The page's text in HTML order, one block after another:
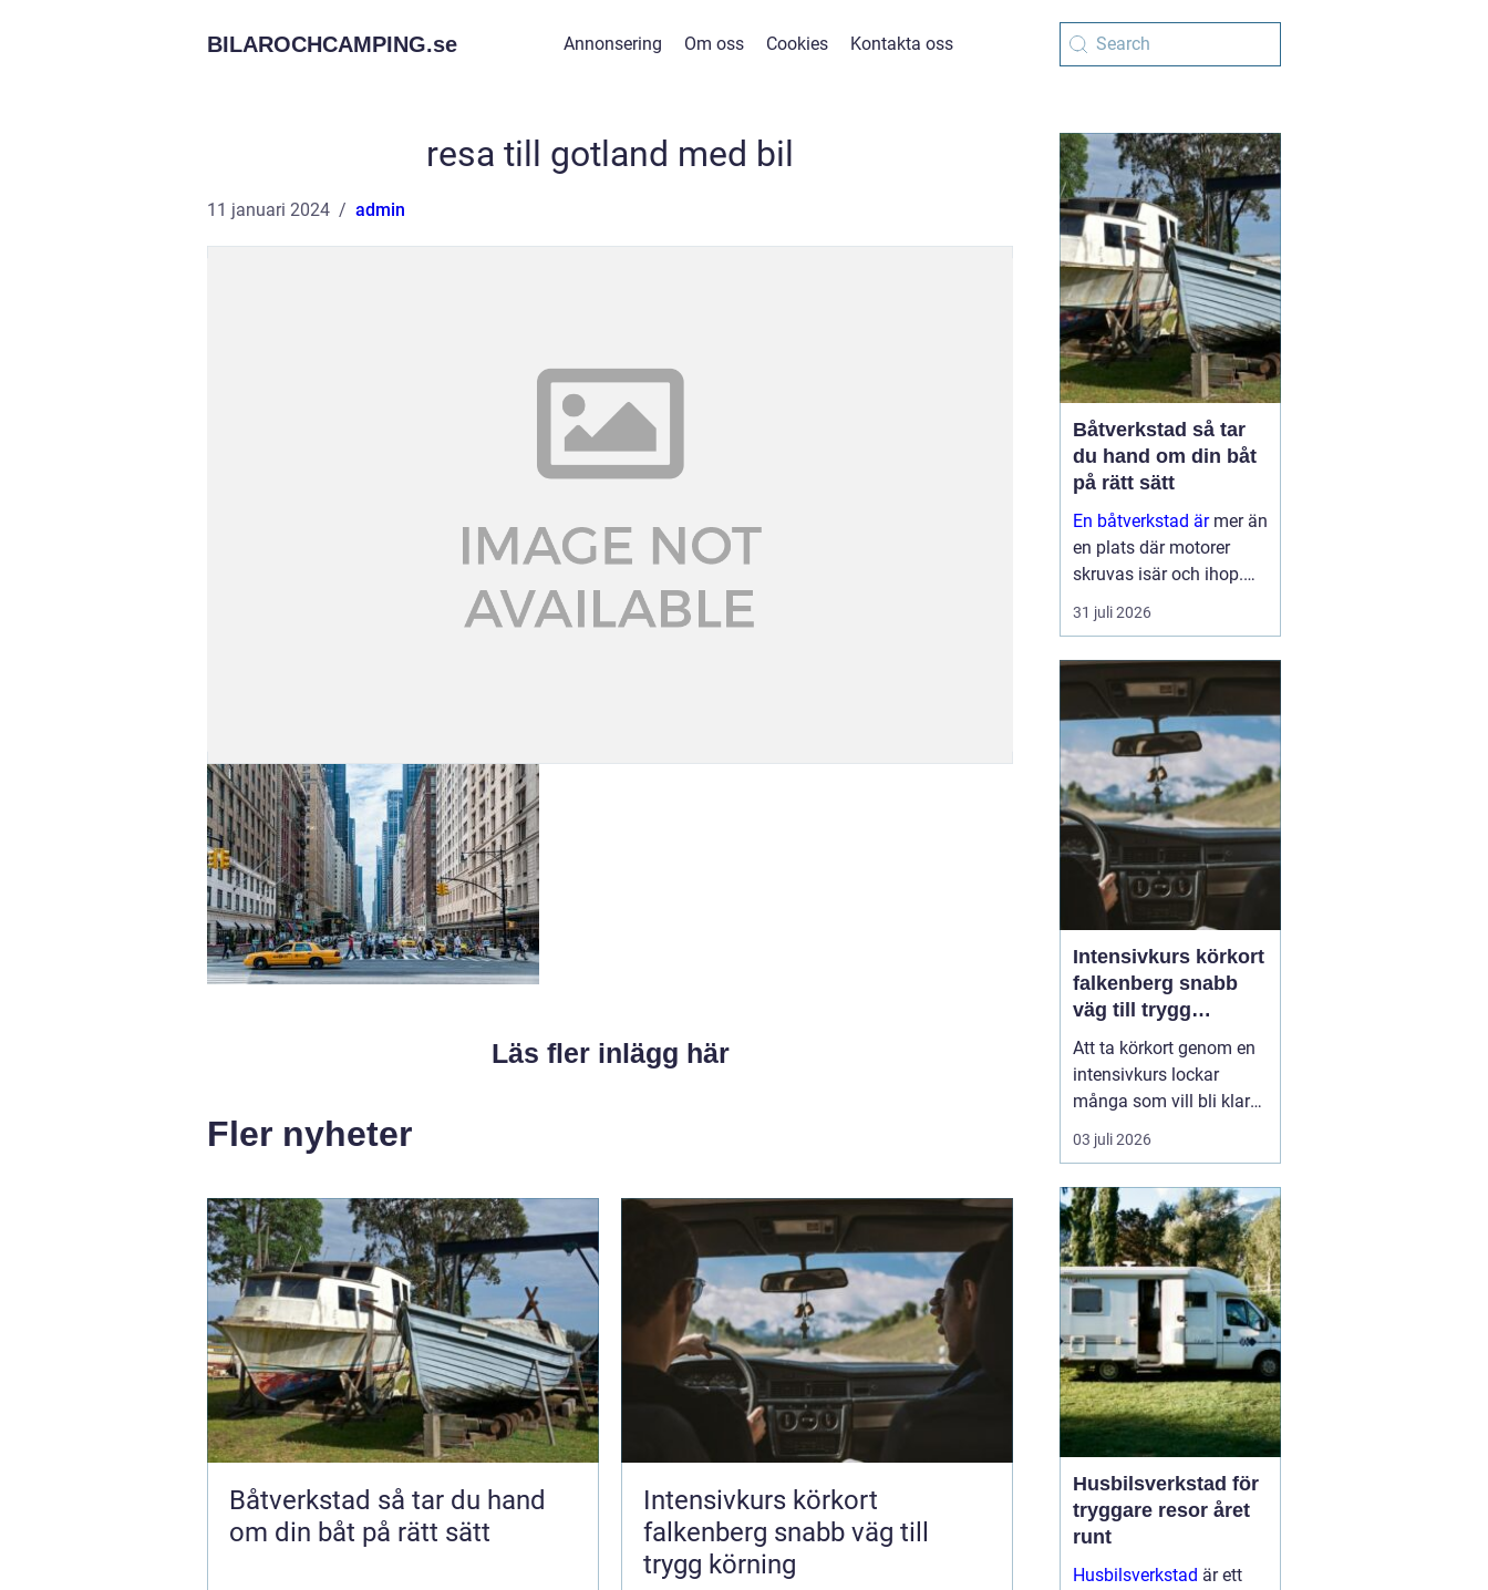
BILAROCHCAMPING.se Annonsering Om oss Cookies Kontakta oss
resa till gotland med bil
11 januari 2024 admin
Läs fler inlägg här
Fler nyheter
Båtverkstad så tar du hand
om din båt på rätt sätt
Intensivkurs körkort
falkenberg snabb väg till
trygg körning
Båtverkstad så tar
du hand om din båt
på rätt sätt
En båtverkstad ärmer än
en plats där motorer
skruvas isär och ihop.
För många båtägare är
verkstaden en trygghet
en problemfri säsong på
vattnet och oväntade
haverier mitt i
högsomm...
31 juli 2026
Intensivkurs körkort
falkenberg snabb
väg till trygg
körning
Att ta körkort genom en
intensivkurs lockar
många som vill bli klara
snabbt utan att tumma
på kvaliteten. För den
Falkenberg kan en
välplanerad
intensivutbildning
innebära att körkortet är
i handen på bara några
veckor. Nyckeln h...
03 juli 2026
Husbilsverkstad för
tryggare resor året
runt
Husbilsverkstad är ett